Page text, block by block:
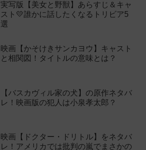
実写版【美女と野獣】あらすじ＆キャ
スト💛誰かに話したくなるトリビア5
選
映画【かそけきサンカヨウ】キャスト
と相関図！タイトルの意味とは？
【バスカヴィル家の犬】の原作ネタバ
レ！映画版の犯人は小泉孝太郎？
映画【ドクター・ドリトル】をネタバ
レ！アメリカでは批判の嵐でまさかの